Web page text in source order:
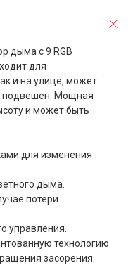
дыма с 9 RGB
для
и на улице, может
подвешен. Мощная
и может быть
для изменения
дыма.
потери
управления.
технологию
засорения.